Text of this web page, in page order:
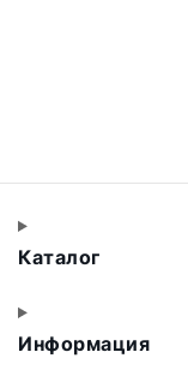
Каталог
Информация